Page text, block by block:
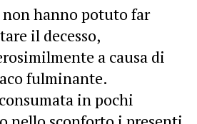
hanno potuto far
il decesso,
a causa di
fulminante.
in pochi